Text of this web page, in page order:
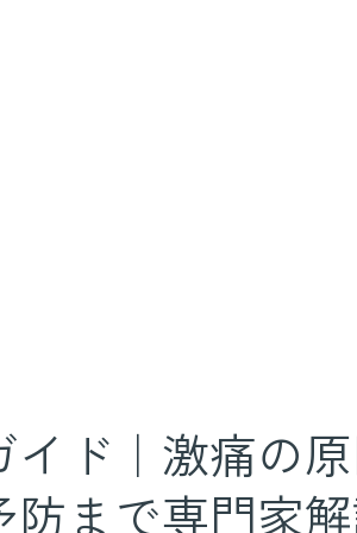
ド｜激痛の
防まで専門家